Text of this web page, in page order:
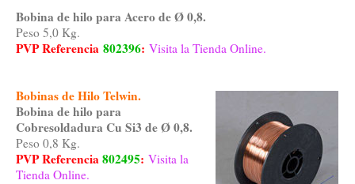
Bobina de hilo para Acero de Ø 0,8.
Peso 5,0 Kg.
PVP Referencia 802396: Visita la Tienda Online.
Bobinas de Hilo Telwin.
Bobina de hilo para
Cobresoldadura Cu Si3 de Ø 0,8.
Peso 0,8 Kg.
PVP Referencia802495: Visita la
Tienda Online.